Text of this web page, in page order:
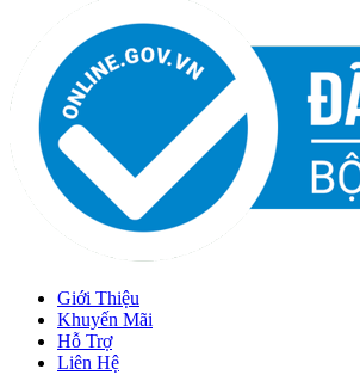
Giới Thiệu
Khuyến Mãi
Hỗ Trợ
Liên Hệ